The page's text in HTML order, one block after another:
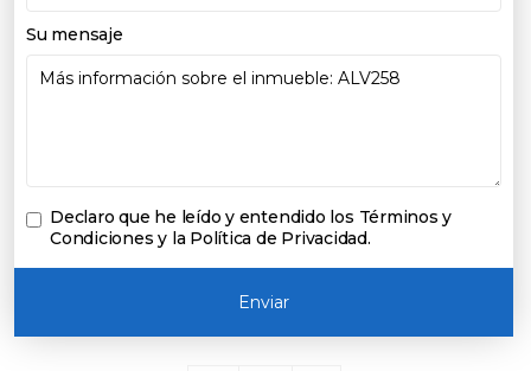
Su mensaje
Declaro que he leído y entendido los Términos y
Condiciones y la Política de Privacidad.
Enviar